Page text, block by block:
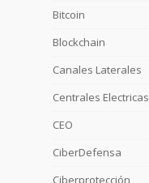
Bitcoin
Blockchain
Canales Laterales
Centrales Electricas
CEO
CiberDefensa
Ciberprotección